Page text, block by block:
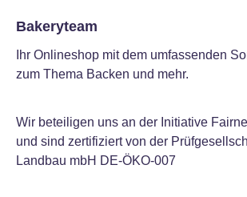
Bakeryteam
Ihr Onlineshop mit dem umfassenden
zum Thema Backen und mehr.
Wir beteiligen uns an der Initiative
und sind zertifiziert von der
Landbau mbH DE-ÖKO-007